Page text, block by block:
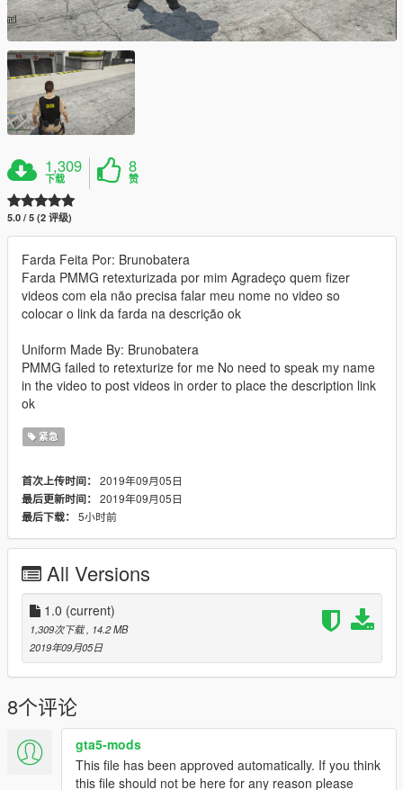
1,309
下载
8
赞
5.0 / 5 (2 评级)
Farda Feita Por: Brunobatera
Farda PMMG retexturizada por mim Agradeço quem fizer
videos com ela não precisa falar meu nome no video so
colocar o link da farda na descrição ok
Uniform Made By: Brunobatera
PMMG failed to retexturize for me No need to speak my name
in the video to post videos in order to place the description link
ok
紧急
首次上传时间： 2019年09月05日
最后更新时间： 2019年09月05日
最后下载： 5小时前
All Versions
1.0 (current)
1,309次下载, 14.2 MB
2019年09月05日
8个评论
gta5-mods
This file has been approved automatically. If you think
this file should not be here for any reason please